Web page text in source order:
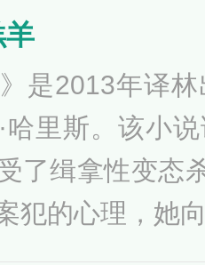
夫等继续控制
。一方面是缠
抑的绝望恐怖
畅销不衰的浪
羊
》是2013年译
哈里斯。该小
了缉拿性变态
犯的心理，她